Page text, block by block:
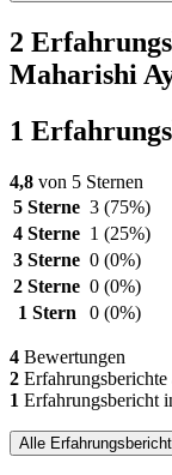
2
Maharishi
1
4,8 von 5 Sternen
5 Sterne 3 (75%)
4 Sterne 1 (25%)
3 Sterne 0 (0%)
2 Sterne 0 (0%)
1 Stern
0 (0%)
4 Bewertungen
2 Erfahrungsberichte
1 Erfahrungsbericht
Alle